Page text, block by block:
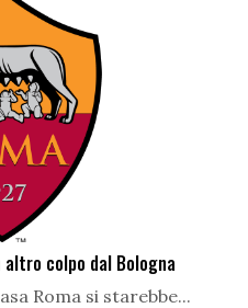
altro colpo dal Bologna
Roma si starebbe...